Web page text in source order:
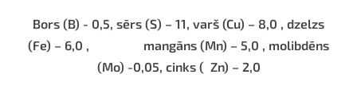
Bors (B) - 0,5, sērs (S) – 11, varš (Cu) – 8,0 , dzelzs
(Fe) – 6,0 ,
mangāns (Mn) – 5,0 , molibdēns
(Mo) -0,05, cinks ( Zn) – 2,0